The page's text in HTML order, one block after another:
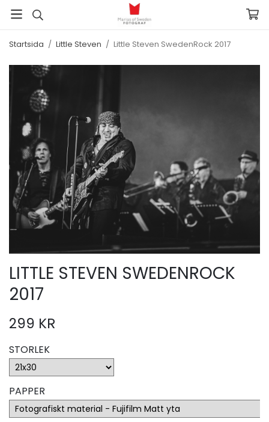
Startsida / Little Steven / Little Steven SwedenRock 2017
LITTLE STEVEN SWEDENROCK
2017
299 KR
STORLEK
PAPPER